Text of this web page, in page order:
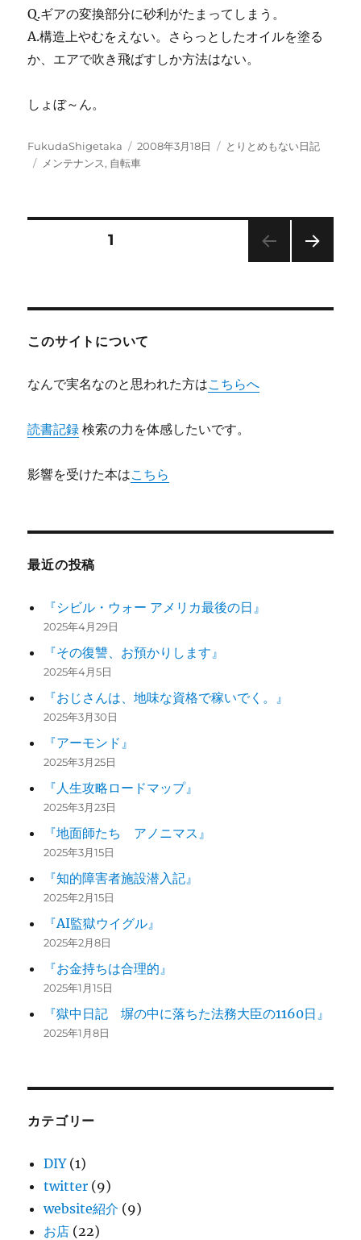
Q.ギアの変換部分に砂利がたまってしまう。
A.構造上やむをえない。さらっとしたオイルを塗る
か、エアで吹き飛ばすしか方法はない。
しょぼ～ん。
投
稿
FukudaShigetaka
投
稿
2008年3月18日
カ
とりとめもない日記
タ
メンテナンス, 自転車
ナ
ゲ
ー
シ
ン
固定ページ1
このサイトについて
なんで実名なのと思われた方はこちらへ
読書記録 検索の力を体感したいです。
影響を受けた本はこちら
最近の投稿
『シビル・ウォー アメリカ最後の日』
2025年4月29日
『その復讐、お預かりします』
2025年4月5日
『おじさんは、地味な資格で稼いでく。』
2025年3月30日
『アーモンド』
2025年3月25日
『人生攻略ロードマップ』
2025年3月23日
『地面師たち アノニマス』
2025年3月15日
『知的障害者施設潜入記』
2025年2月15日
『AI監獄ウイグル』
2025年2月8日
『お金持ちは合理的』
2025年1月15日
『獄中日記 塀の中に落ちた法務大臣の1160日』
2025年1月8日
カテゴリー
DIY(1)
twitter (9)
website紹介 (9)
お店 (22)